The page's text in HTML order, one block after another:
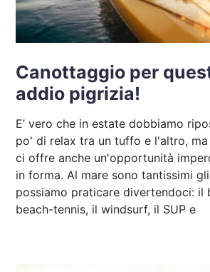
Canottaggio per
addio pigrizia!
E’ vero che in estate dobbiamo
po' di relax tra un tuffo e l'altro,
ci offre anche un'opportunità
in forma. Al mare sono tantissimi
possiamo praticare divertendoci: il
beach-tennis, il windsurf, il SUP e